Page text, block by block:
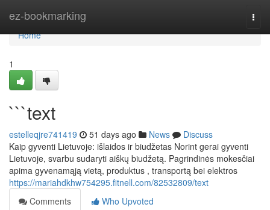
ez-bookmarking
Home
Home
1
```text
estelleqjre741419 51 days ago News
Discuss
Kaip gyventi Lietuvoje: išlaidos ir biudžetas Norint gerai gyventi
Lietuvoje, svarbu sudaryti aiškų biudžetą. Pagrindinės mokesčiai
apima gyvenamąją vietą, produktus , transportą bei elektros
https://mariahdkhw754295.fitnell.com/82532809/text
Comments
Who Upvoted